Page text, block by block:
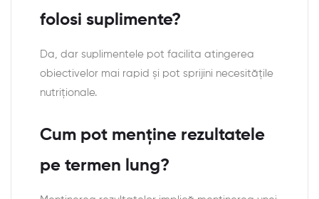
folosi suplimente?
Da, dar suplimentele pot facilita atingerea
obiectivelor mai rapid și pot sprijini necesitățile
nutriționale.
Cum pot menține rezultatele
pe termen lung?